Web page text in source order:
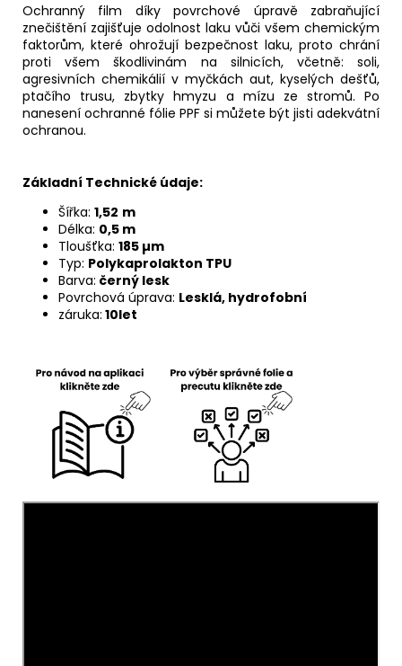
Ochranný film díky povrchové úpravě zabraňující
znečištění zajišťuje odolnost laku vůči všem chemickým
faktorům, které ohrožují bezpečnost laku, proto chrání
proti všem škodlivinám na silnicích, včetně: soli,
agresivních chemikálií v myčkách aut, kyselých dešťů,
ptačího trusu, zbytky hmyzu a mízu ze stromů. Po
nanesení ochranné fólie PPF si můžete být jisti adekvátní
ochranou.
Základní Technické údaje:
Šířka: 1,52 m
Délka: 0,5 m
Tloušťka: 185 µm
Typ: Polykaprolakton TPU
Barva: černý lesk
Povrchová úprava: Lesklá, hydrofobní
záruka: 10let